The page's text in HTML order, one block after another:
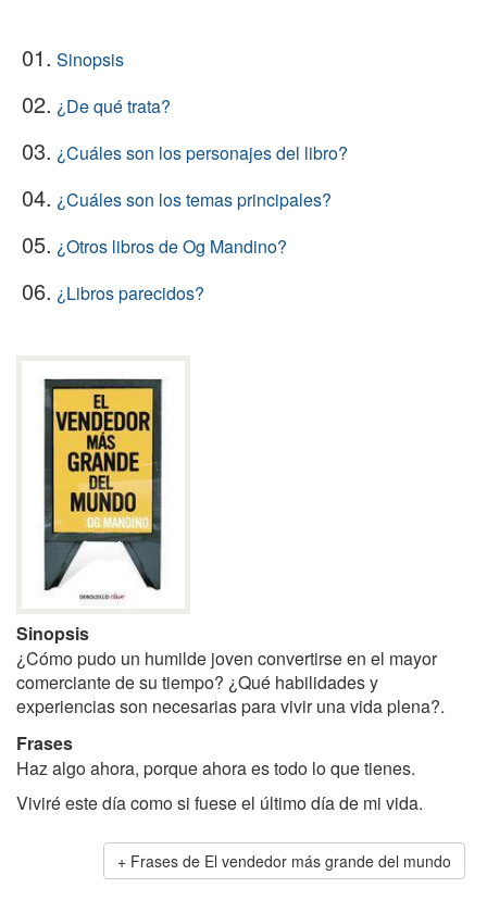
01. Sinopsis
02. ¿De qué trata?
03. ¿Cuáles son los personajes del libro?
04. ¿Cuáles son los temas principales?
05. ¿Otros libros de Og Mandino?
06. ¿Libros parecidos?
Sinopsis
¿Cómo pudo un humilde joven convertirse en el mayor
comerciante de su tiempo? ¿Qué habilidades y
experiencias son necesarias para vivir una vida plena?.
Frases
Haz algo ahora, porque ahora es todo lo que tienes.
Viviré este día como si fuese el último día de mi vida.
Frases de El vendedor más grande del mundo